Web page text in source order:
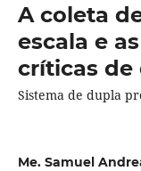
A coleta
escala e
críticas de
Sistema de dupla
Me. Samuel